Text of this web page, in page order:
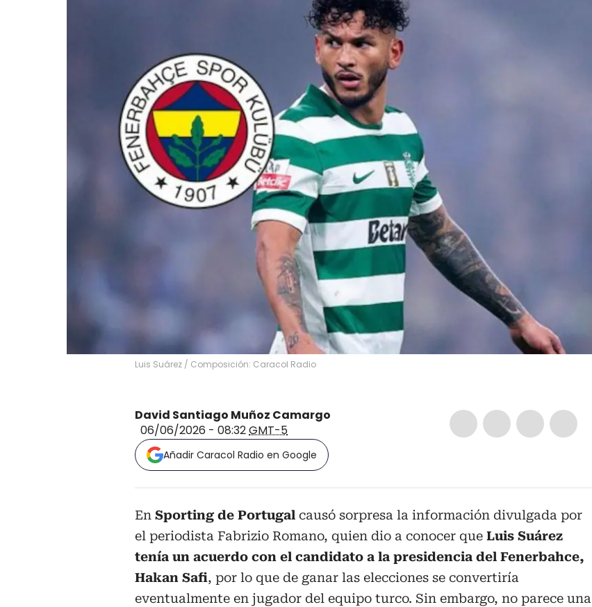
Luis Suárez / Composición: Caracol Radio
David Santiago Muñoz Camargo
06/06/2026 - 08:32GMT-5
Añadir Caracol Radio en Google
En Sporting de Portugal causó sorpresa la información divulgada por
el periodista Fabrizio Romano, quien dio a conocer que Luis Suárez
tenía un acuerdo con el candidato a la presidencia del Fenerbahce,
Hakan Safi, por lo que de ganar las elecciones se convertiría
eventualmente en jugador del equipo turco. Sin embargo, no parece una